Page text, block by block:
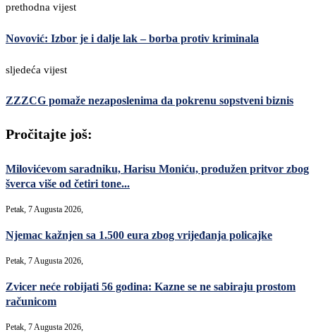
prethodna vijest
Novović: Izbor je i dalje lak – borba protiv kriminala
sljedeća vijest
ZZZCG pomaže nezaposlenima da pokrenu sopstveni biznis
Pročitajte još:
Milovićevom saradniku, Harisu Moniću, produžen pritvor zbog
šverca više od četiri tone...
Petak, 7 Augusta 2026,
Njemac kažnjen sa 1.500 eura zbog vrijeđanja policajke
Petak, 7 Augusta 2026,
Zvicer neće robijati 56 godina: Kazne se ne sabiraju prostom
računicom
Petak, 7 Augusta 2026,